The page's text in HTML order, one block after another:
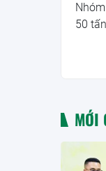
50
MỚI